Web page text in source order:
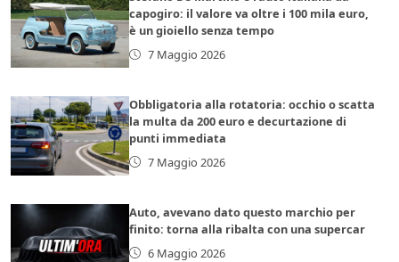
capogiro: il valore va oltre i 100 mila euro,
è un gioiello senza tempo
7 Maggio 2026
Obbligatoria alla rotatoria: occhio o scatta
la multa da 200 euro e decurtazione di
punti immediata
7 Maggio 2026
Auto, avevano dato questo marchio per
finito: torna alla ribalta con una supercar
6 Maggio 2026